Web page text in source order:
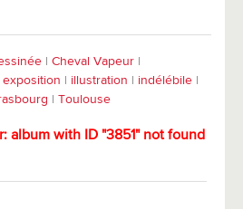
Cheval Vapeur
exposition illustration indélébile
Toulouse
album with ID "3851" not found